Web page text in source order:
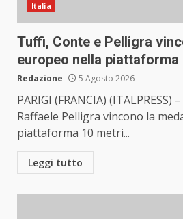
Italia
Tuffi, Conte e Pelligra
europeo nella piattaforma
Redazione 5 Agosto 2026
PARIGI (FRANCIA) (ITALPRESS)
Raffaele Pelligra vincono la
piattaforma 10 metri...
Leggi tutto